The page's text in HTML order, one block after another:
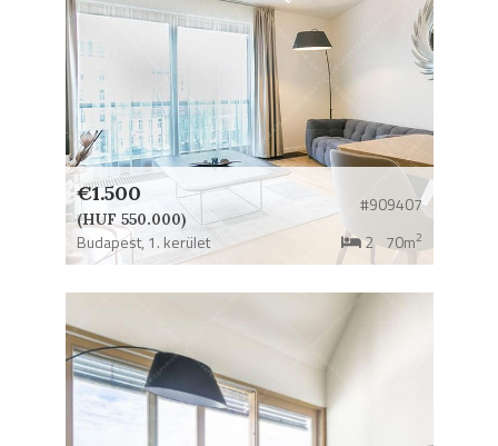
€1.500
(HUF 550.000)
#909407
Budapest, 1. kerület 2 70m2